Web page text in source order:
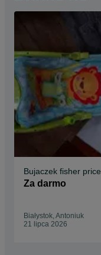
Bujaczek fisher price
Za darmo
Białystok, Antoniuk
21 lipca 2026